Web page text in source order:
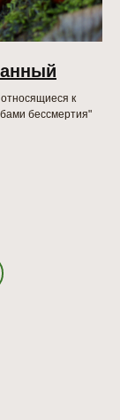
к
бессмертия"